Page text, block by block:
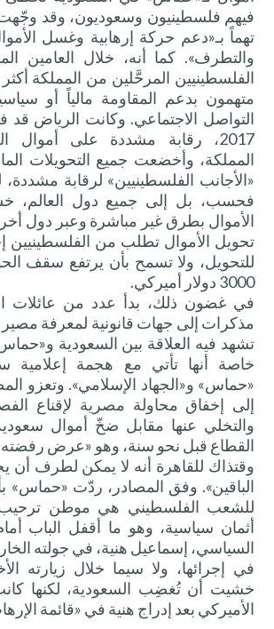
فيهم فلسطينيون وسعوديون، وقد
تهماً بـ«دعم حركة إرهابية وغسل
والتطرف». كما أنه، خلال العامين
متهمون بدعم المقاومة مالياً أو
التواصل الاجتماعي. وكانت الرياض قد
2017، رقابة مشددة على أموال
المملكة، وأخضعت جميع التحويلات
«الأجانب الفلسطينيين» لرقابة
فحسب، بل إلى جميع دول العالم،
الأموال بطرق غير مباشرة وعبر دول
تحويل الأموال تطلب من
للتحويل، ولا تسمح بأن يرتفع سقف
3000 دولار أميركي.
في غضون ذلك، بدأ عدد من عائلات
مذكرات إلى جهات قانونية لمعرفة
تشهد فيه العلاقة بين السعودية
خاصة أنها تأتي مع هجمة إعلامية
«حماس» و«الجهاد الإسلامي». وتعزو
إلى إخفاق محاولة مصرية لإقناع
والتخلي عنها مقابل ضخّ أموال سعودية
القطاع قبل نحو سنة، وهو «عرض رفضته
وقتذاك للقاهرة أنه لا يمكن لطرف أن
الباقين». وفق المصادر، ردّت «حماس»
للشعب الفلسطيني هي موطن
أثمان سياسية، وهو ما أقفل الباب
السياسي، إسماعيل هنية، في جولته
في إجرائها، ولا سيما خلال زيارته
خشيت أن تُغضِب السعودية، لكنها
الأميركي بعد إدراج هنية في «قائمة